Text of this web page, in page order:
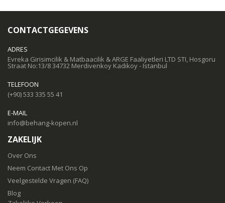
CONTACTGEGEVENS
ADRES
Evreka Girisimcilik & Matbaacilik & ARGE Faaliyetleri LTD STI, Hosgoru
Straat No:13/8 34732 Merdivenkoy Kadikoy - Istanbul
TELEFOON
(+90) 533 335 55 41
E-MAIL
info@behang-kopen.nl
ZAKELIJK
Over Ons
Neem Contact Met Ons Op
Veelgestelde Vragen (FAQ)
Blog